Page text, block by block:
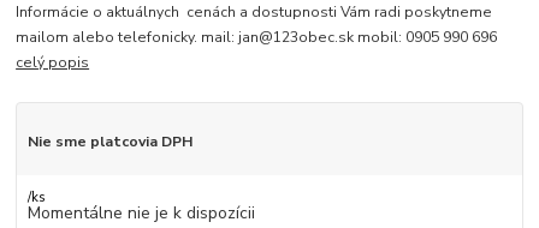
Informácie o aktuálnych cenách a dostupnosti Vám radi poskytneme
mailom alebo telefonicky. mail: jan@123obec.sk mobil: 0905 990 696
celý popis
Nie sme platcovia DPH
/ks
Momentálne nie je k dispozícii